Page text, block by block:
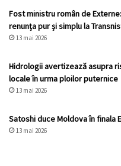
Fost ministru român de
renunța pur și simplu la
13 mai 2026
Hidrologii avertizează asupra
locale în urma ploilor puternice
13 mai 2026
Satoshi duce Moldova în finala
13 mai 2026